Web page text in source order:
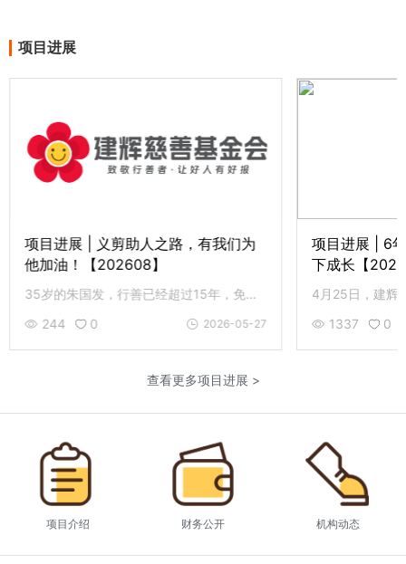
项目进展
项目进展 | 义剪助人之路，有我们为
他加油！【202608】
35岁的朱国发，行善已经超过15年，免费理发20000余人次，累计志愿服务时长超过13800小时。4月8日，建辉基金会代表捐助人为他提供4000元心愿支持款，为他的义剪助人之路加油！
244
0 2026-05-27
项目进展 | 6
下成长【
1337 0
查看更多项目进展 >
项目介绍 财务公开 机构动态